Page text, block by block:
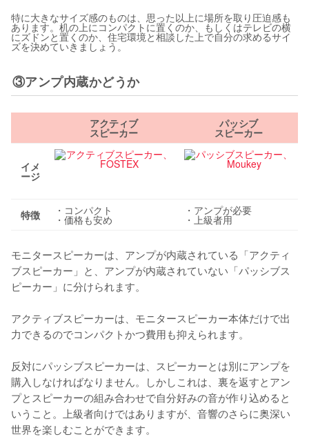
特に大きなサイズ感のものは、思った以上に場所を取り圧迫感も
あります。机の上にコンパクトに置くのか、もしくはテレビの横
にズドンと置くのか、住宅環境と相談した上で自分の求めるサイ
ズを決めていきましょう。
③アンプ内蔵かどうか
アクティブ
スピーカー
パッシブ
スピーカー
イメ
ージ
特徴 ・コンパクト
・価格も安め
・アンプが必要
・上級者用
モニタースピーカーは、アンプが内蔵されている「アクティ
ブスピーカー」と、アンプが内蔵されていない「パッシブス
ピーカー」に分けられます。
アクティブスピーカーは、モニタースピーカー本体だけで出
力できるのでコンパクトかつ費用も抑えられます。
反対にパッシブスピーカーは、スピーカーとは別にアンプを
購入しなければなりません。しかしこれは、裏を返すとアン
プとスピーカーの組み合わせで自分好みの音が作り込めると
いうこと。上級者向けではありますが、音響のさらに奥深い
世界を楽しむことができます。